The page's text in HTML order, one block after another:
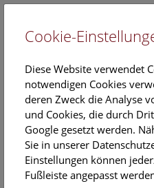
Informationen zu Gruppen,-
Schulprogrammen finden Sie
Cookie-
Diese Website verwendet
notwendigen Cookies
deren Zweck die Analyse
und Cookies, die durch
Google gesetzt werden.
Sie in unserer
Einstellungen können
Fußleiste angepasst